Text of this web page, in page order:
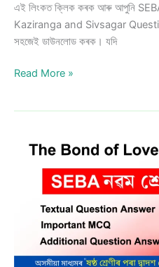
এই লিংকত ক্লিক কৰক আৰু আপুনি
Kaziranga and Sivsagar
সহজেই ডাউনলোড কৰক। যদি
Class
Kaziranga
Sivsagar
Question
Answer
|
Read More »